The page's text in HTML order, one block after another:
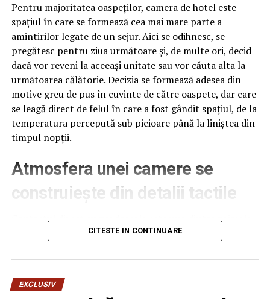
Pentru majoritatea oaspeților, camera de hotel este
spațiul în care se formează cea mai mare parte a
amintirilor legate de un sejur. Aici se odihnesc, se
pregătesc pentru ziua următoare și, de multe ori, decid
dacă vor reveni la aceeași unitate sau vor căuta alta la
următoarea călătorie. Decizia se formează adesea din
motive greu de pus în cuvinte de către oaspete, dar care
se leagă direct de felul în care a fost gândit spațiul, de la
temperatura percepută sub picioare până la liniștea din
timpul nopții.
Atmosfera unei camere se
construiește din detalii tactile
Contactul direct cu pardoseala este una dintre primele
senzații fizice pe care le are un oaspete atunci când
pe drum, seara târziu. Textura și moliciunea potrivite,
oferite democheta hotel
care este percepută o cameră, chiar dacă restul
CITESTE IN CONTINUARE
EXCLUSIV